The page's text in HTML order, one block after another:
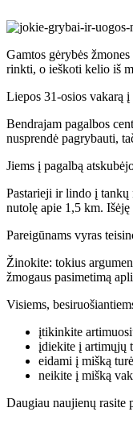
Gamtos gėrybės
rinkti, o ieškoti kelio iš
Liepos 31-osios vakarą
Bendrajam pagalbos
nusprendė pagrybauti,
Jiems į pagalbą
Pastarieji ir lindo į tankų
nutolę apie 1,5 km.
Pareigūnams vyras
Žinokite: tokius
žmogaus pasimetimą
Visiems,
įtikinkite
įdiekite į artimųjų
eidami į mišką
neikite į mišką
Daugiau naujienų rasite